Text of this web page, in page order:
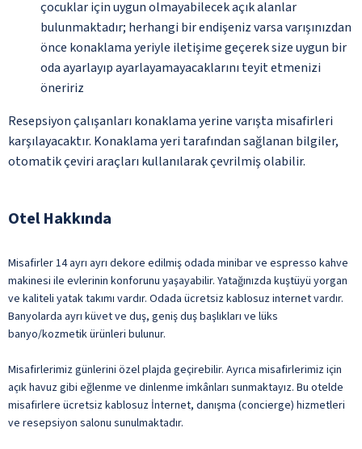
çocuklar için uygun olmayabilecek açık alanlar
bulunmaktadır; herhangi bir endişeniz varsa varışınızdan
önce konaklama yeriyle iletişime geçerek size uygun bir
oda ayarlayıp ayarlayamayacaklarını teyit etmenizi
öneririz
Resepsiyon çalışanları konaklama yerine varışta misafirleri
karşılayacaktır. Konaklama yeri tarafından sağlanan bilgiler,
otomatik çeviri araçları kullanılarak çevrilmiş olabilir.
Otel Hakkında
Misafirler 14 ayrı ayrı dekore edilmiş odada minibar ve espresso kahve
makinesi ile evlerinin konforunu yaşayabilir. Yatağınızda kuştüyü yorgan
ve kaliteli yatak takımı vardır. Odada ücretsiz kablosuz internet vardır.
Banyolarda ayrı küvet ve duş, geniş duş başlıkları ve lüks
banyo/kozmetik ürünleri bulunur.
Misafirlerimiz günlerini özel plajda geçirebilir. Ayrıca misafirlerimiz için
açık havuz gibi eğlenme ve dinlenme imkânları sunmaktayız. Bu otelde
misafirlere ücretsiz kablosuz İnternet, danışma (concierge) hizmetleri
ve resepsiyon salonu sunulmaktadır.